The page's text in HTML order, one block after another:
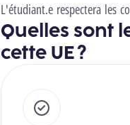
L'étudiant.e respectera les
Quelles sont
cette UE ?